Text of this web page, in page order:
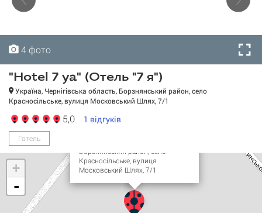
4 фото
4 фото
4 фото
4 фото
"Hotel 7 ya" (Отель "7 я")
Україна, Чернігівська область, Борзнянський район, село
Красносільське, вулиця Московський Шлях, 7/1
5,0 1 відгуків
Готель
"Hotel 7 ya" (Отель "7 я")
Борзнянський район, село
Красносільське, вулиця
Московський Шлях, 7/1
+
-